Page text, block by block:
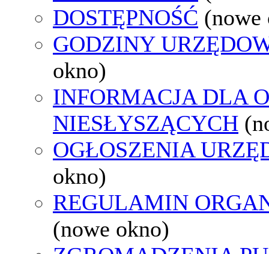
DOSTĘPNOŚĆ (nowe
GODZINY
okno)
INFORMACJA DLA
NIESŁYSZĄCYCH
OGŁOSZENIA
okno)
REGULAMIN
(nowe okno)